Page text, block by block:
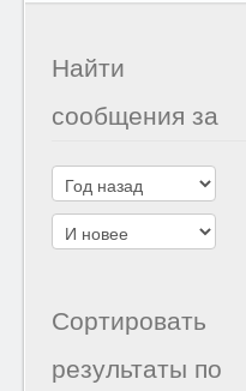
Найти
сообщения за
Сортировать
результаты по